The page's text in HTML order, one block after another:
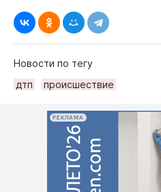
Новости по тегу
дтп
происшествие
РЕКЛАМА